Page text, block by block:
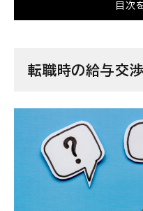
目次
希望年収を決
給与交渉できる
給与交渉の成功率を
企業が納得す
年収アップを要
交渉をスムーズ
転職時の給与交